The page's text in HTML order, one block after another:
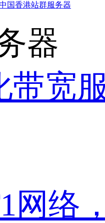
国香港站群服务器
器
带宽
网络